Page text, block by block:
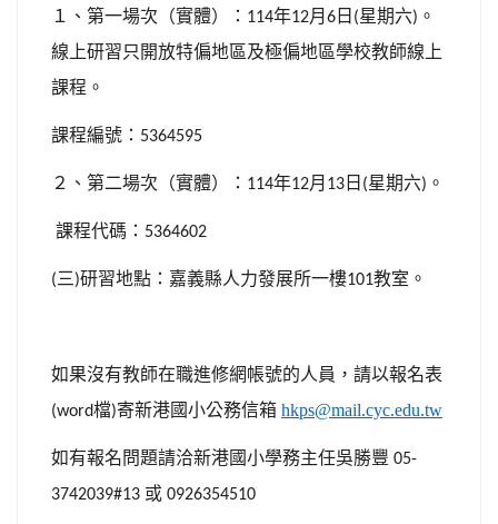
１、第一場次（實體）： 114年12月 6 日 (星期六) 。
線上研習只開放特偏地區及極偏地區學校教師線上
課程。
課程編號： 5364595
２、第二場次（實體）： 114年12月 13 日 (星期六) 。
課程代碼： 5364602
(三)研習地點：嘉義縣人力發展所一樓101教室。
如果沒有教師在職進修網帳號的人員，請以報名表
(word檔)寄新港國小公務信箱 hkps@mail.cyc.edu.tw
如有報名問題請洽新港國小學務主任吳勝豐 05-
3742039#13 或 0926354510